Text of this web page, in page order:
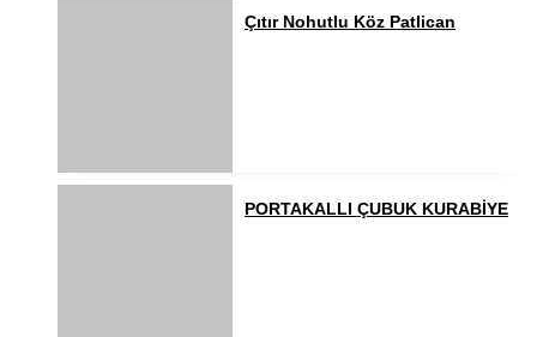
Çıtır Nohutlu Köz Patlican
PORTAKALLI ÇUBUK KURABİYE